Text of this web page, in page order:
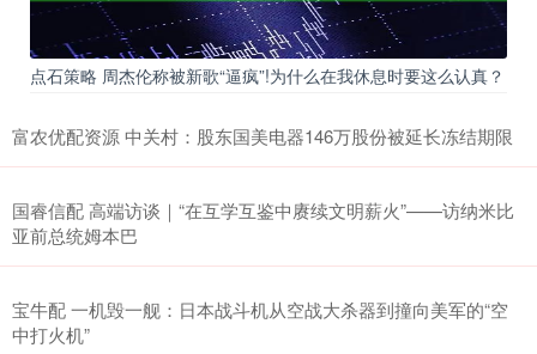
点石策略 周杰伦称被新歌“逼疯”!为什么在我休息时要这么认真？
富农优配资源 中关村：股东国美电器146万股份被延长冻结期限
国睿信配 高端访谈｜“在互学互鉴中赓续文明薪火”——访纳米比
亚前总统姆本巴
宝牛配 一机毁一舰：日本战斗机从空战大杀器到撞向美军的“空
中打火机”